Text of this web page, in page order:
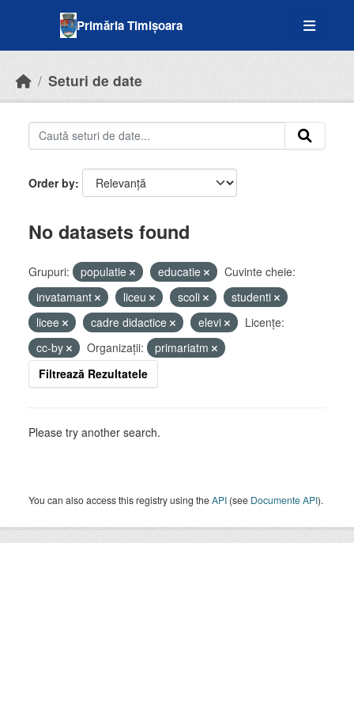
Primăria Timișoara
Seturi de date
Order by
No datasets found
Grupuri: populatie educatie
Cuvinte cheie:
invatamant
liceu scoli
studenti
licee
cadre didactice elevi
Licenţe:
cc-by
Organizații:
primariatm
Filtrează Rezultatele
Please try another search.
You can also access this registry using theAPI (see Documente API).